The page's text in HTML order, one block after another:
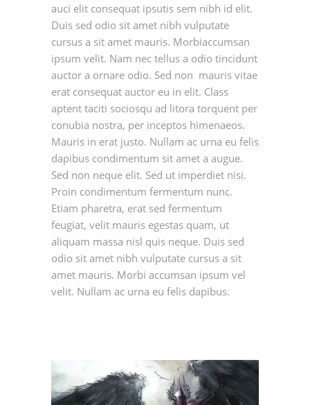
auci elit consequat ipsutis sem nibh id elit.
Duis sed odio sit amet nibh vulputate
cursus a sit amet mauris. Morbiaccumsan
ipsum velit. Nam nec tellus a odio tincidunt
auctor a ornare odio. Sed non mauris vitae
erat consequat auctor eu in elit. Class
aptent taciti sociosqu ad litora torquent per
conubia nostra, per inceptos himenaeos.
Mauris in erat justo. Nullam ac urna eu felis
dapibus condimentum sit amet a augue.
Sed non neque elit. Sed ut imperdiet nisi.
Proin condimentum fermentum nunc.
Etiam pharetra, erat sed fermentum
feugiat, velit mauris egestas quam, ut
aliquam massa nisl quis neque. Duis sed
odio sit amet nibh vulputate cursus a sit
amet mauris. Morbi accumsan ipsum vel
velit. Nullam ac urna eu felis dapibus.